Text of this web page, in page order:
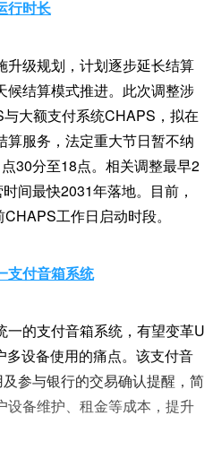
行时长
升级规划，计划逐步延长结算
候结算模式推进。此次调整涉
大额支付系统CHAPS，拟在
算服务，法定重大节日暂不纳
30分至18点。相关调整最早2
间最快2031年落地。目前，
工作日启动时段。
支付音箱系统
一的支付音箱系统，有望变革U
多设备使用的痛点。该支付音
参与银行的交易确认提醒，简
设备维护、租金等成本，提升